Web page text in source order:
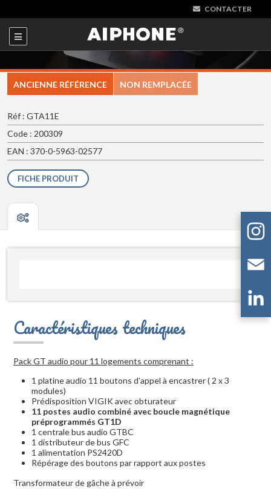
CONTACTER
ANCIENNE RÉFÉRENCE NON REMPLACÉE
Réf : GTA11E
Code : 200309
EAN : 370-0-5963-02577
FICHE PRODUIT
Caractéristiques techniques
Pack GT audio pour 11 logements comprenant :
1 platine audio 11 boutons d'appel à encastrer ( 2 x 3
modules)
Prédisposition VIGIK avec obturateur
11 postes audio combiné avec boucle magnétique
préprogrammés GT1D
1 centrale bus audio GTBC
1 distributeur de bus GFC
1 alimentation PS2420D
Répérage des boutons par rapport aux postes
Transformateur de gâche à prévoir